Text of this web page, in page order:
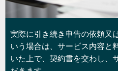
実際に引き続き申告の依頼又
いう場合は、サービス内容と
いた上で、契約書を交わし、